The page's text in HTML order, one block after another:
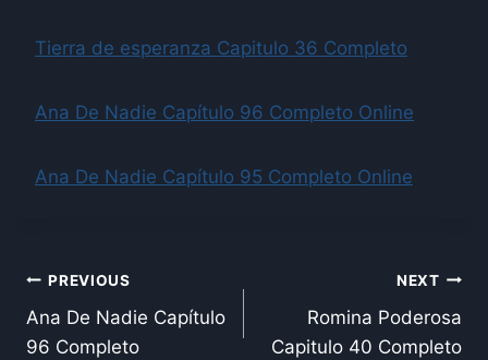
Tierra de esperanza Capitulo 36 Completo
Ana De Nadie Capítulo 96 Completo Online
Ana De Nadie Capítulo 95 Completo Online
Post
navigation
PREVIOUS
Ana De Nadie Capítulo
96 Completo
NEXT
Romina Poderosa
Capitulo 40 Completo